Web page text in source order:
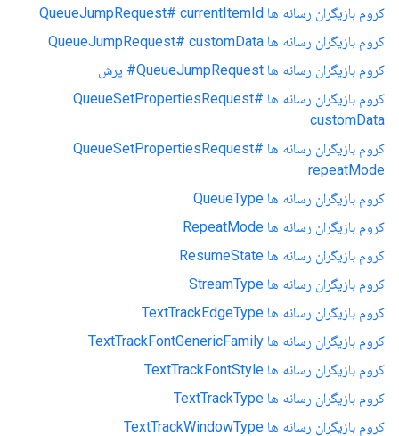
کروم بازیگران رسانه ها QueueJumpRequest# currentItemId
کروم بازیگران رسانه ها QueueJumpRequest# customData
کروم بازیگران رسانه ها QueueJumpRequest# پرش
کروم بازیگران رسانه ها QueueSetPropertiesRequest#
customData
کروم بازیگران رسانه ها QueueSetPropertiesRequest#
repeatMode
کروم بازیگران رسانه ها QueueType
کروم بازیگران رسانه ها RepeatMode
کروم بازیگران رسانه ها ResumeState
کروم بازیگران رسانه ها StreamType
کروم بازیگران رسانه ها TextTrackEdgeType
کروم بازیگران رسانه ها TextTrackFontGenericFamily
کروم بازیگران رسانه ها TextTrackFontStyle
کروم بازیگران رسانه ها TextTrackType
کروم بازیگران رسانه ها TextTrackWindowType